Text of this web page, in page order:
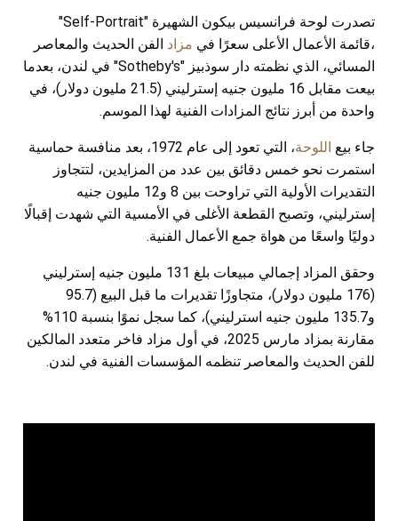
تصدرت لوحة فرانسيس بيكون الشهيرة "Self-Portrait"
،قائمة الأعمال الأعلى سعرًا في مزاد الفن الحديث والمعاصر
المسائي، الذي نظمته دار سوذبيز "Sotheby's" في لندن، بعدما
بيعت مقابل 16 مليون جنيه إسترليني (21.5 مليون دولار)، في
واحدة من أبرز نتائج المزادات الفنية لهذا الموسم.
جاء بيع اللوحة
، التي تعود إلى عام 1972، بعد منافسة حماسية
استمرت نحو خمس دقائق بين عدد من المزايدين، لتتجاوز
التقديرات الأولية التي تراوحت بين 8 و12 مليون جنيه
إسترليني، وتصبح القطعة الأغلى في الأمسية التي شهدت إقبالًا
دوليًا واسعًا من هواة جمع الأعمال الفنية.
وحقق المزاد إجمالي مبيعات بلغ 131 مليون جنيه إسترليني
(176 مليون دولار)، متجاوزًا تقديرات ما قبل البيع (95.7
و135.7 مليون جنيه استرليني)، كما سجل نموًا بنسبة 110%
مقارنة بمزاد مارس 2025، في أول مزاد فاخر متعدد المالكين
للفن الحديث والمعاصر تنظمه المؤسسات الفنية في لندن.